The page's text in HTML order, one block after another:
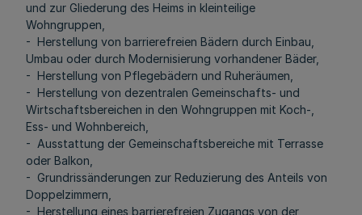
und zur Gliederung des Heims in kleinteilige
Wohngruppen,
- Herstellung von barrierefreien Bädern durch Einbau,
Umbau oder durch Modernisierung vorhandener Bäder,
- Herstellung von Pflegebädern und Ruheräumen,
- Herstellung von dezentralen Gemeinschafts- und
Wirtschaftsbereichen in den Wohngruppen mit Koch-,
Ess- und Wohnbereich,
- Ausstattung der Gemeinschaftsbereiche mit Terrasse
oder Balkon,
- Grundrissänderungen zur Reduzierung des Anteils von
Doppelzimmern,
- Herstellung eines barrierefreien Zugangs von der